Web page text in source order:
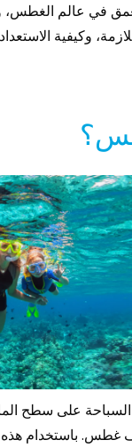
في عالم الغطس،
وكيفية
على سطح
باستخدام هذه